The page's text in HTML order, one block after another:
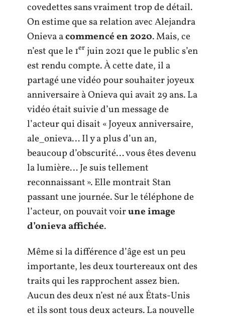
covedettes sans vraiment trop de détail.
On estime que sa relation avec Alejandra
Onieva acommencé en 2020. Mais, ce
n’est que le 1er juin 2021 que le public s’en
est rendu compte. À cette date, il a
partagé une vidéo pour souhaiter joyeux
anniversaire à Onieva qui avait 29 ans. La
vidéo était suivie d’un message de
l’acteur qui disait « Joyeux anniversaire,
ale_onieva… Il y a plus d’un an,
beaucoup d’obscurité… vous êtes devenu
la lumière… Je suis tellement
reconnaissant ». Elle montrait Stan
passant une journée. Sur le téléphone de
l’acteur, on pouvait voirune image
d’onieva affichée.
Même si la différence d’âge est un peu
importante, les deux tourtereaux ont des
traits qui les rapprochent assez bien.
Aucun des deux n’est né aux États-Unis
et ils sont tous deux acteurs. La nouvelle